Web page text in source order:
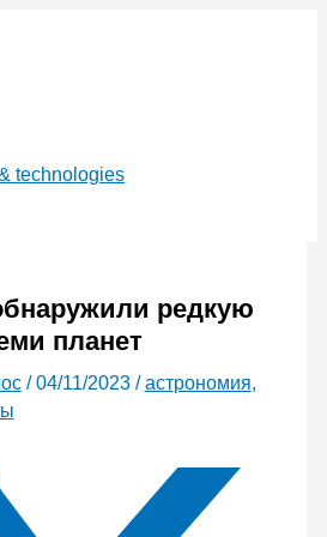
technologies
редкую
планет
/04/11/2023 /астрономия,